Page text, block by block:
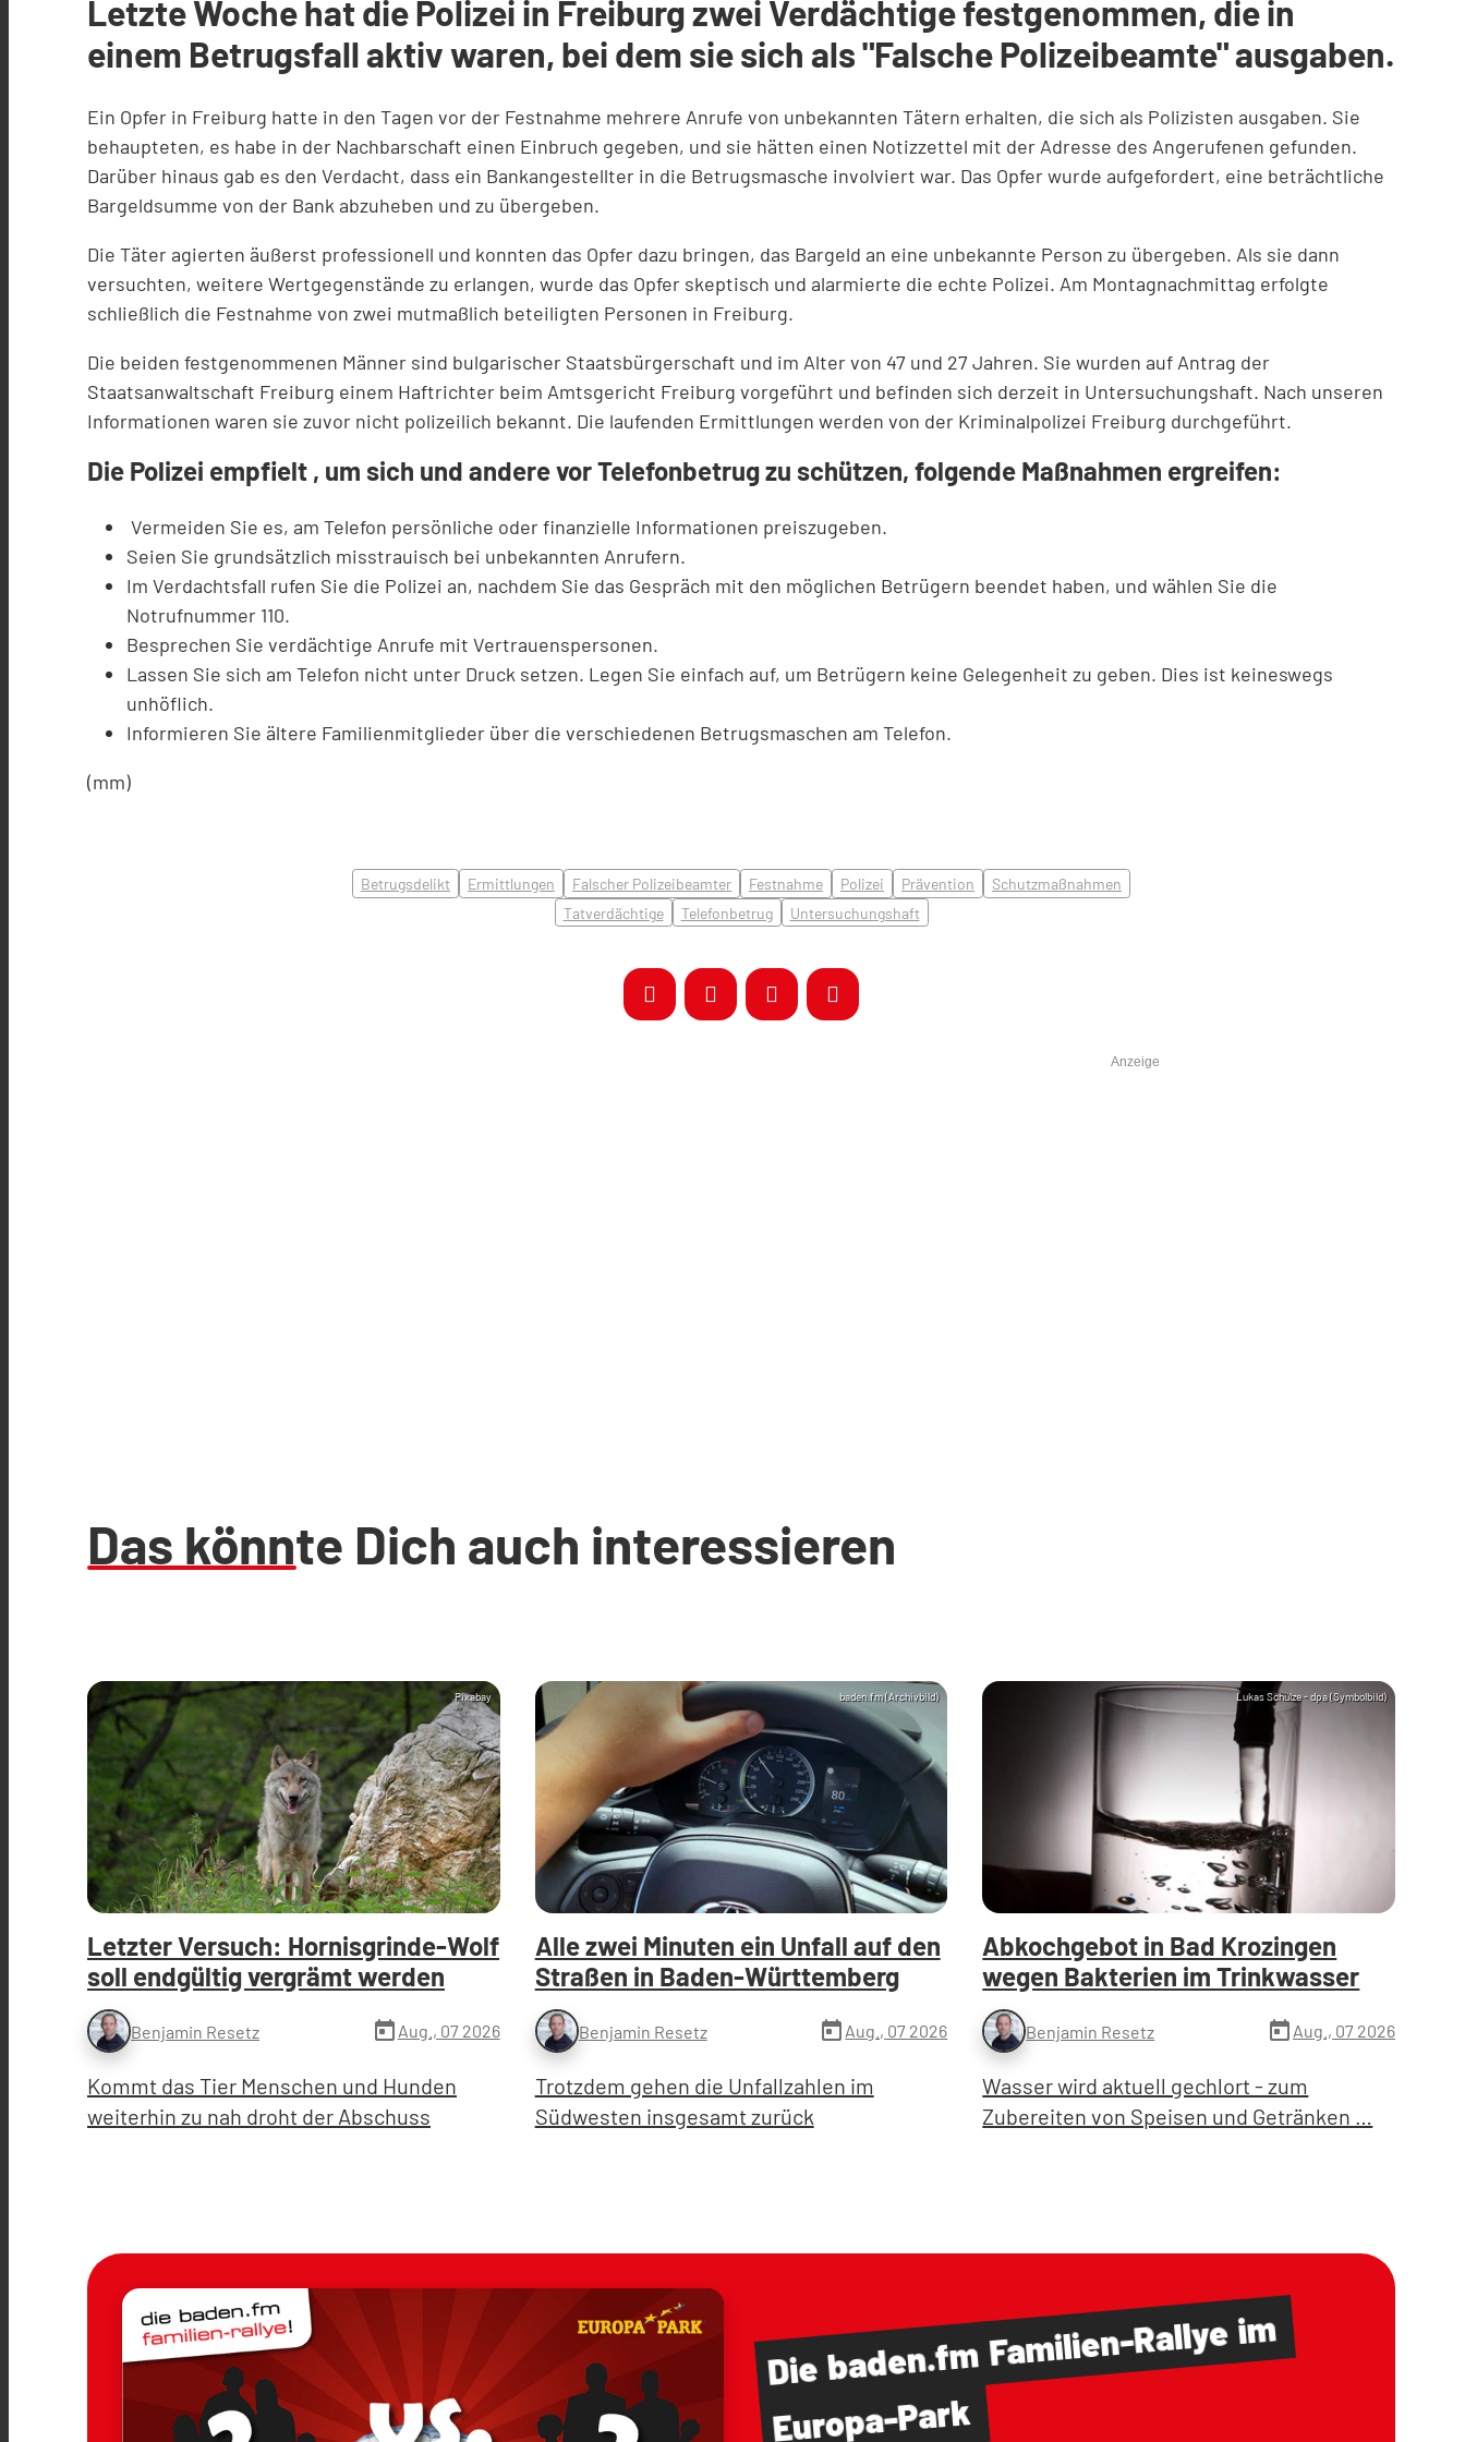
Letzte Woche hat die Polizei in Freiburg zwei Verdächtige festgenommen, die in
einem Betrugsfall aktiv waren, bei dem sie sich als "Falsche Polizeibeamte" ausgaben.
Ein Opfer in Freiburg hatte in den Tagen vor der Festnahme mehrere Anrufe von unbekannten Tätern erhalten, die sich als Polizisten ausgaben. Sie
behaupteten, es habe in der Nachbarschaft einen Einbruch gegeben, und sie hätten einen Notizzettel mit der Adresse des Angerufenen gefunden.
Darüber hinaus gab es den Verdacht, dass ein Bankangestellter in die Betrugsmasche involviert war. Das Opfer wurde aufgefordert, eine beträchtliche
Bargeldsumme von der Bank abzuheben und zu übergeben.
Die Täter agierten äußerst professionell und konnten das Opfer dazu bringen, das Bargeld an eine unbekannte Person zu übergeben. Als sie dann
versuchten, weitere Wertgegenstände zu erlangen, wurde das Opfer skeptisch und alarmierte die echte Polizei. Am Montagnachmittag erfolgte
schließlich die Festnahme von zwei mutmaßlich beteiligten Personen in Freiburg.
Die beiden festgenommenen Männer sind bulgarischer Staatsbürgerschaft und im Alter von 47 und 27 Jahren. Sie wurden auf Antrag der
Staatsanwaltschaft Freiburg einem Haftrichter beim Amtsgericht Freiburg vorgeführt und befinden sich derzeit in Untersuchungshaft. Nach unseren
Informationen waren sie zuvor nicht polizeilich bekannt. Die laufenden Ermittlungen werden von der Kriminalpolizei Freiburg durchgeführt.
Die Polizei empfielt , um sich und andere vor Telefonbetrug zu schützen, folgende Maßnahmen ergreifen:
Vermeiden Sie es, am Telefon persönliche oder finanzielle Informationen preiszugeben.
Seien Sie grundsätzlich misstrauisch bei unbekannten Anrufern.
Im Verdachtsfall rufen Sie die Polizei an, nachdem Sie das Gespräch mit den möglichen Betrügern beendet haben, und wählen Sie die
Notrufnummer 110.
Besprechen Sie verdächtige Anrufe mit Vertrauenspersonen.
Lassen Sie sich am Telefon nicht unter Druck setzen. Legen Sie einfach auf, um Betrügern keine Gelegenheit zu geben. Dies ist keineswegs
unhöflich.
Informieren Sie ältere Familienmitglieder über die verschiedenen Betrugsmaschen am Telefon.
(mm)
Betrugsdelikt Ermittlungen Falscher Polizeibeamter Festnahme Polizei Prävention
Schutzmaßnahmen
Tatverdächtige
Telefonbetrug Untersuchungshaft
Anzeige
Das könnte Dich auch interessieren
Pixabay
Letzter Versuch: Hornisgrinde-Wolf
soll endgültig vergrämt werden
Benjamin Resetz today Aug., 07 2026
Kommt das Tier Menschen und Hunden
weiterhin zu nah droht der Abschuss
baden.fm (Archivbild)
Alle zwei Minuten ein Unfall auf den
Straßen in Baden-Württemberg
Benjamin Resetz todayAug., 07 2026
Trotzdem gehen die Unfallzahlen im
Südwesten insgesamt zurück
Lukas Schulze - dpa (Symbolbild)
Abkochgebot in Bad Krozingen
wegen Bakterien im Trinkwasser
Benjamin Resetz today Aug., 07 2026
Wasser wird aktuell gechlort - zum
Zubereiten von Speisen und Getränken …
Die baden.fmFamilien-Rallyeim
Europa-Park